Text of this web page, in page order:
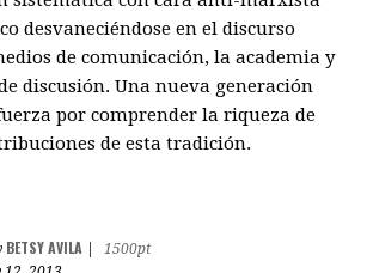
desvaneciéndose en el discurso
de comunicación, la academia y
discusión. Una nueva generación
por comprender la riqueza de
de esta tradición.
BETSY AVILA
1500pt